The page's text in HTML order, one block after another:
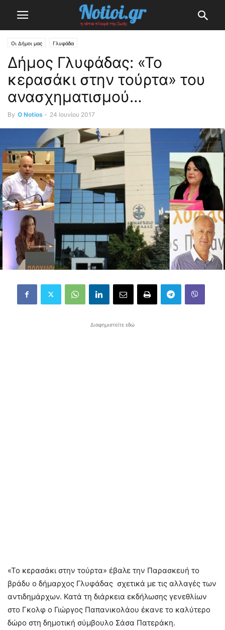
Οι Δήμοι μας Γλυφάδα
Δήμος Γλυφάδας: «Το
κερασάκι στην τούρτα» του
ανασχηματισμού…
By O Notios - 24 Ιουνίου 2017
Διαφημιστείτε εδώ
«Το κερασάκι στην τούρτα» έβαλε την Παρασκευή το
βράδυ ο δήμαρχος Γλυφάδας σχετικά με τις αλλαγές των
αντιδημάρχων. Κατά τη διάρκεια εκδήλωσης γενεθλίων
στο Γκολφ ο Γιώργος Παπανικολάου έκανε το καλύτερο
δώρο στη δημοτική σύμβουλο Σάσα Πατεράκη.